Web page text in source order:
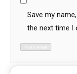
Save my
the next time I